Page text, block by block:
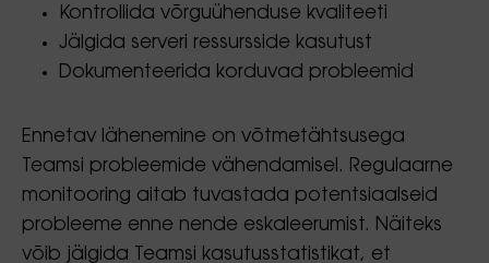
Kontrollida võrguühenduse kvaliteeti
Jälgida serveri ressursside kasutust
Dokumenteerida korduvad probleemid
Ennetav lähenemine on võtmetähtsusega
Teamsi probleemide vähendamisel. Regulaarne
monitooring aitab tuvastada potentsiaalseid
probleeme enne nende eskaleerumist. Näiteks
võib jälgida Teamsi kasutusstatistikat, et